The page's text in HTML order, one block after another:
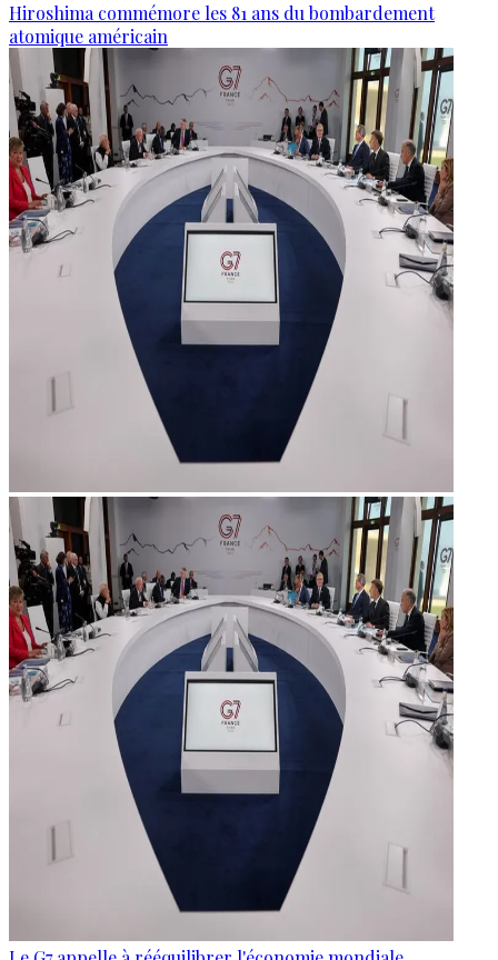
Hiroshima commémore les 81 ans du bombardement
atomique américain